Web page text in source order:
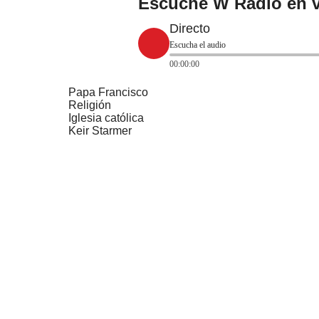
Directo
Escucha el audio
00:00:00
Papa Francisco
Religión
Iglesia católica
Keir Starmer